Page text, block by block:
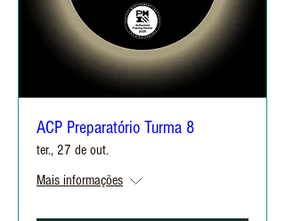
ACP Preparatório Turma 8
ter., 27 de out.
Mais informações